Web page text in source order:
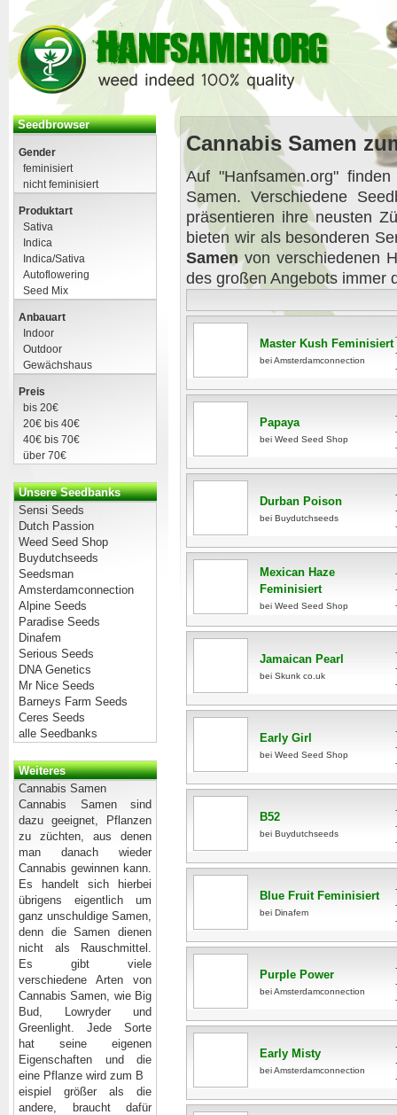
Seedbrowser
Gender
feminisiert
nicht feminisiert
Produktart
Sativa
Indica
Indica/Sativa
Autoflowering
Seed Mix
Anbauart
Indoor
Outdoor
Gewächshaus
Preis
bis 20€
20€ bis 40€
40€ bis 70€
über 70€
Unsere Seedbanks
Sensi Seeds
Dutch Passion
Weed Seed Shop
Buydutchseeds
Seedsman
Amsterdamconnection
Alpine Seeds
Paradise Seeds
Dinafem
Serious Seeds
DNA Genetics
Mr Nice Seeds
Barneys Farm Seeds
Ceres Seeds
alle Seedbanks
Weiteres
Cannabis Samen
Cannabis Samen sind
dazu geeignet, Pflanzen
zu züchten, aus denen
man danach wieder
Cannabis gewinnen kann.
Es handelt sich hierbei
übrigens eigentlich um
ganz unschuldige Samen,
denn die Samen dienen
nicht als Rauschmittel.
Es gibt viele
verschiedene Arten von
Cannabis Samen, wie Big
Bud, Lowryder und
Greenlight. Jede Sorte
hat seine eigenen
Eigenschaften und die
eine Pflanze wird zum B
eispiel größer als die
andere, braucht dafür
Cannabis Samen
Auf "Hanfsamen.org"
Samen. Verschiedene
präsentieren ihre neusten
bieten wir als besonderen
Samenvon verschiedenen
des großen Angebots immer
Master Kush Feminisiert
bei Amsterdamconnection
Papaya
bei Weed Seed Shop
Durban Poison
bei Buydutchseeds
Mexican Haze
Feminisiert
bei Weed Seed Shop
Jamaican Pearl
bei Skunk co.uk
Early Girl
bei Weed Seed Shop
B52
bei Buydutchseeds
Blue Fruit Feminisiert
bei Dinafem
Purple Power
bei Amsterdamconnection
Early Misty
bei Amsterdamconnection